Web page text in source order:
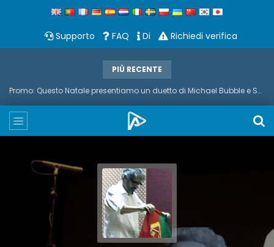
Supporto FAQ Di Richiedi verifica
PIÙ RECENTE
Promo: Questo Natale presentiamo un duetto di Michael Bubble e Sax